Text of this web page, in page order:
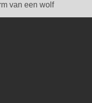
van een wolf